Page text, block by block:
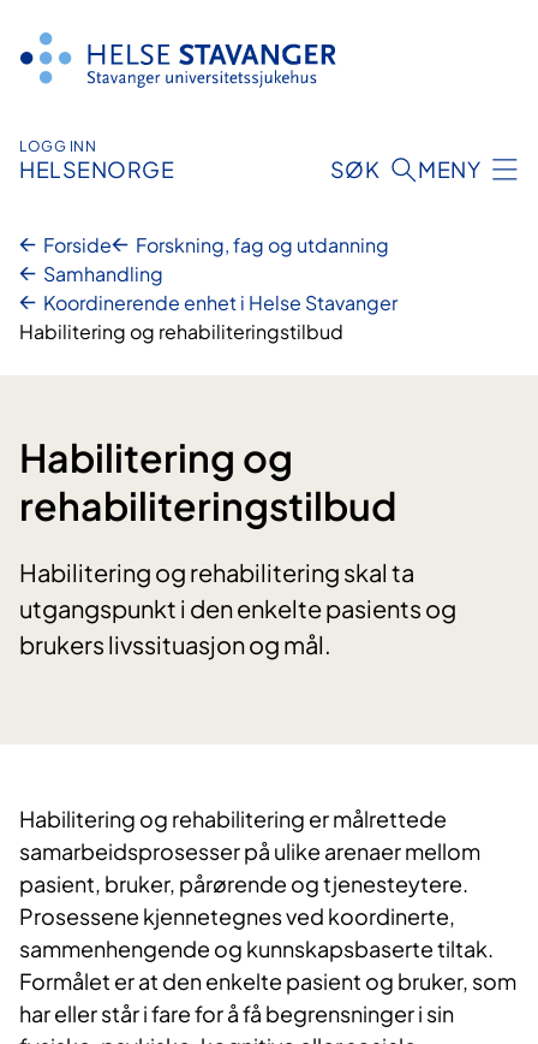
innhold
LOGG INN
HELSENORGE SØK MENY
Forside
Forskning, fag og utdanning
Samhandling
Koordinerende enhet i Helse Stavanger
Habilitering og rehabiliteringstilbud
Habilitering og
rehabiliteringstilbud
Habilitering og rehabilitering skal ta
utgangspunkt i den enkelte pasients og
brukers livssituasjon og mål.
Habilitering og rehabilitering er målrettede
samarbeidsprosesser på ulike arenaer mellom
pasient, bruker, pårørende og tjenesteytere.
Prosessene kjennetegnes ved koordinerte,
sammenhengende og kunnskapsbaserte tiltak.
Formålet er at den enkelte pasient og bruker, som
har eller står i fare for å få begrensninger i sin